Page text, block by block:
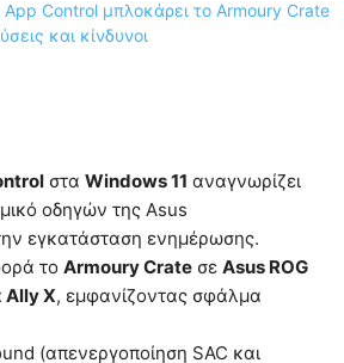
στα Windows 11 αναγνωρίζει
οδηγών της Asus
εγκατάσταση ενημέρωσης.
το Armoury Crate σε Asus ROG
Ally X, εμφανίζοντας σφάλμα
(απενεργοποίηση SAC και